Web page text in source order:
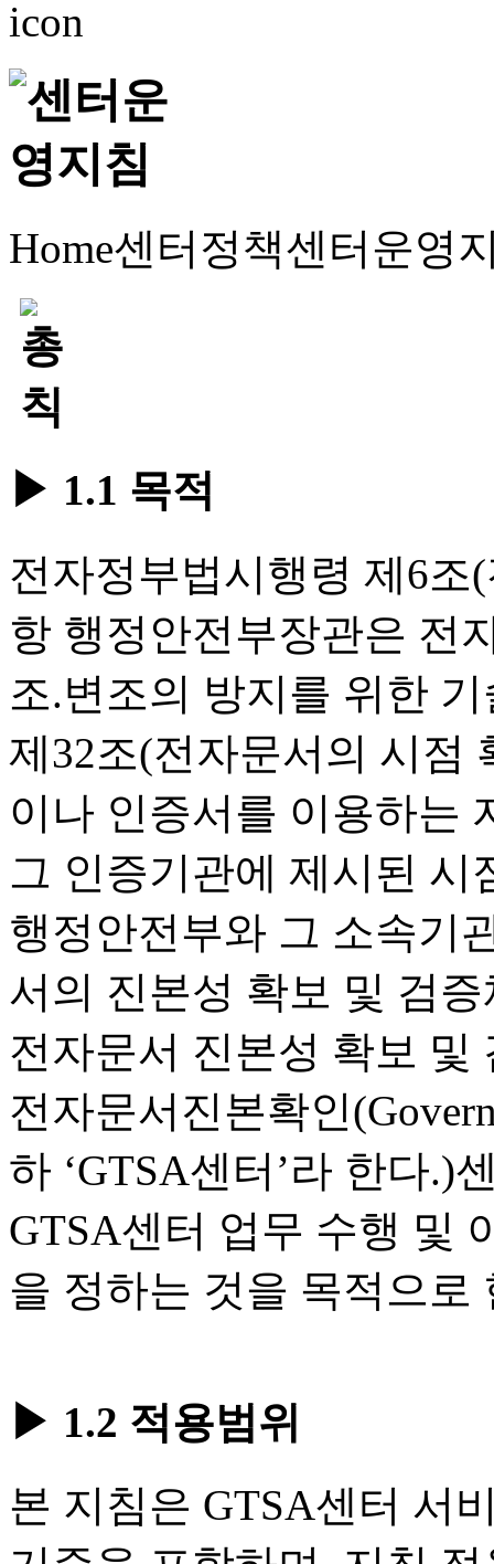
Home센터정책센터운영
▶ 1.1 목적
전자정부법시행령 제6조
항 행정안전부장관은 전
조.변조의 방지를 위한
제32조(전자문서의 시점
이나 인증서를 이용하는
그 인증기관에 제시된 시
행정안전부와 그 소속기
서의 진본성 확보 및 검
전자문서 진본성 확보 및
전자문서진본확인
하 ‘GTSA센터’라 한다.)
GTSA센터 업무 수행 및
을 정하는 것을 목적으로
▶ 1.2 적용범위
본 지침은 GTSA센터 서